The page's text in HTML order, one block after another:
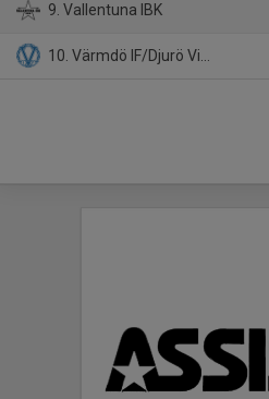
9. Vallentuna IBK
10. Värmdö IF/Djurö Vindö IF